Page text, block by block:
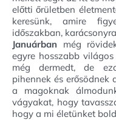
előtti őrületben
keresünk, amire
időszakban,
Januárban még
egyre hosszabb
még dermedt, de
pihennek és erősödnek
a magoknak
vágyakat, hogy
hogy a mi életünket